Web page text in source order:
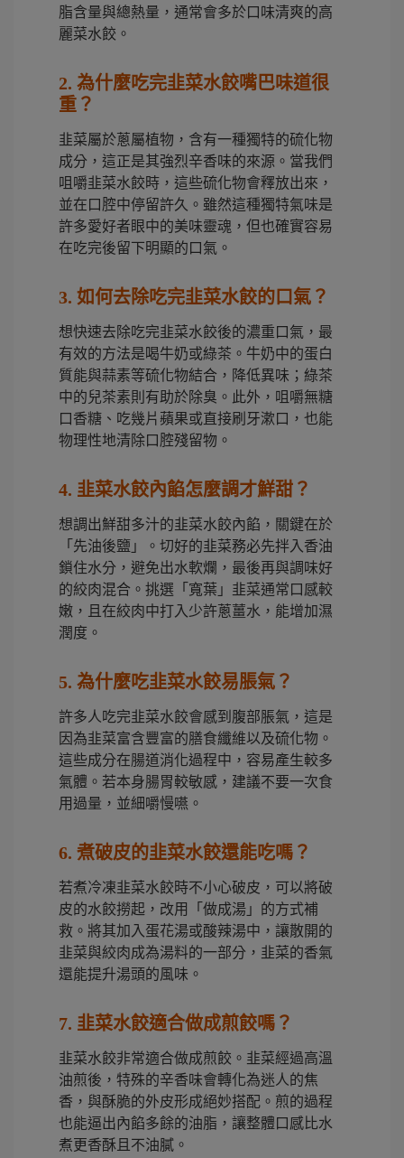
脂含量與總熱量，通常會多於口味清爽的高
麗菜水餃。
2. 為什麼吃完韭菜水餃嘴巴味道很
重？
韭菜屬於蔥屬植物，含有一種獨特的硫化物
成分，這正是其強烈辛香味的來源。當我們
咀嚼韭菜水餃時，這些硫化物會釋放出來，
並在口腔中停留許久。雖然這種獨特氣味是
許多愛好者眼中的美味靈魂，但也確實容易
在吃完後留下明顯的口氣。
3. 如何去除吃完韭菜水餃的口氣？
想快速去除吃完韭菜水餃後的濃重口氣，最
有效的方法是喝牛奶或綠茶。牛奶中的蛋白
質能與蒜素等硫化物結合，降低異味；綠茶
中的兒茶素則有助於除臭。此外，咀嚼無糖
口香糖、吃幾片蘋果或直接刷牙漱口，也能
物理性地清除口腔殘留物。
4. 韭菜水餃內餡怎麼調才鮮甜？
想調出鮮甜多汁的韭菜水餃內餡，關鍵在於
「先油後鹽」。切好的韭菜務必先拌入香油
鎖住水分，避免出水軟爛，最後再與調味好
的絞肉混合。挑選「寬葉」韭菜通常口感較
嫩，且在絞肉中打入少許蔥薑水，能增加濕
潤度。
5. 為什麼吃韭菜水餃易脹氣？
許多人吃完韭菜水餃會感到腹部脹氣，這是
因為韭菜富含豐富的膳食纖維以及硫化物。
這些成分在腸道消化過程中，容易產生較多
氣體。若本身腸胃較敏感，建議不要一次食
用過量，並細嚼慢嚥。
6. 煮破皮的韭菜水餃還能吃嗎？
若煮冷凍韭菜水餃時不小心破皮，可以將破
皮的水餃撈起，改用「做成湯」的方式補
救。將其加入蛋花湯或酸辣湯中，讓散開的
韭菜與絞肉成為湯料的一部分，韭菜的香氣
還能提升湯頭的風味。
7. 韭菜水餃適合做成煎餃嗎？
韭菜水餃非常適合做成煎餃。韭菜經過高溫
油煎後，特殊的辛香味會轉化為迷人的焦
香，與酥脆的外皮形成絕妙搭配。煎的過程
也能逼出內餡多餘的油脂，讓整體口感比水
煮更香酥且不油膩。